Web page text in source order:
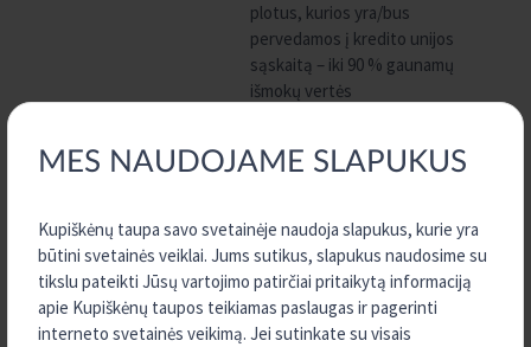
MES NAUDOJAME SLAPUKUS
Kupiškėnų taupa savo svetainėje naudoja slapukus, kurie yra
būtini svetainės veiklai. Jums sutikus, slapukus naudosime su
tikslu pateikti Jūsų vartojimo patirčiai pritaikytą informaciją
apie Kupiškėnų taupos teikiamas paslaugas ir pagerinti
interneto svetainės veikimą. Jei sutinkate su visais
plotus, kurios yra/bus
pervedamos į kredito unijos
sąskaitą – iki 90 % gaunamų
išmokų vertės
laikotarpis
iki 2026 m. gegužės 01 d.